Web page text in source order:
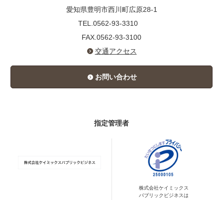
愛知県豊明市西川町広原28-1
TEL.0562-93-3310
FAX.0562-93-3100
交通アクセス
お問い合わせ
指定管理者
株式会社ケイミックス
パブリックビジネスは